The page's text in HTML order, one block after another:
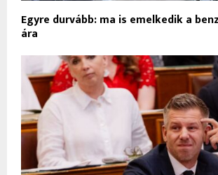
Egyre durvább: ma is emelkedik a
ára